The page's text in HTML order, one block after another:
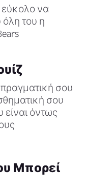
εύκολο να
όλη του η
σου
σου
είναι όντως
Μπορεί